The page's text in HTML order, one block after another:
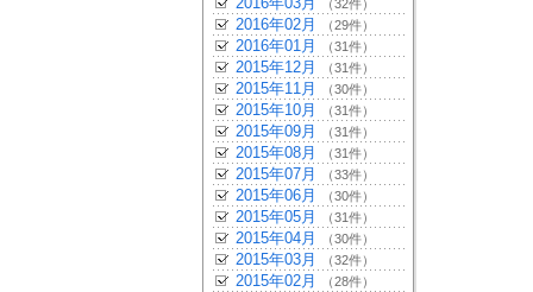
（32件）
2016年02月 （29件）
2016年01月 （31件）
2015年12月 （31件）
2015年11月 （30件）
2015年10月 （31件）
2015年09月 （31件）
2015年08月 （31件）
2015年07月 （33件）
2015年06月 （30件）
2015年05月 （31件）
2015年04月 （30件）
2015年03月 （32件）
2015年02月 （28件）